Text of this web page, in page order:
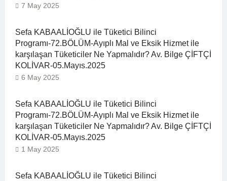
7 May 2025
Sefa KABAALİOĞLU ile Tüketici Bilinci
Programı-72.BÖLÜM-Ayıplı Mal ve Eksik Hizmet ile
karşılaşan Tüketiciler Ne Yapmalıdır? Av. Bilge ÇİFTÇİ
KOLİVAR-05.Mayıs.2025
6 May 2025
Sefa KABAALİOĞLU ile Tüketici Bilinci
Programı-72.BÖLÜM-Ayıplı Mal ve Eksik Hizmet ile
karşılaşan Tüketiciler Ne Yapmalıdır? Av. Bilge ÇİFTÇİ
KOLİVAR-05.Mayıs.2025
1 May 2025
Sefa KABAALİOĞLU ile Tüketici Bilinci